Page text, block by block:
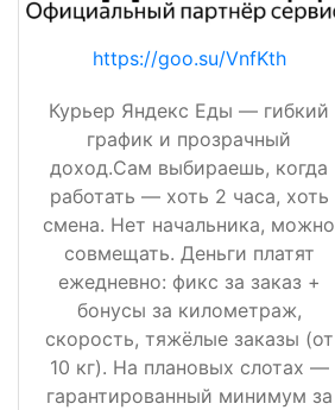
https://goo.su/VnfKth
Курьер Яндекс Еды — гибкий
график и прозрачный
доход.Сам выбираешь, когда
работать — хоть 2 часа, хоть
смена. Нет начальника, можно
совмещать. Деньги платят
ежедневно: фикс за заказ +
бонусы за километраж,
скорость, тяжёлые заказы (от
10 кг). На плановых слотах —
гарантированный минимум за